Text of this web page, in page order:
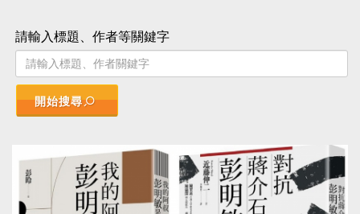
請輸入標題、作者等關鍵字
開始搜尋